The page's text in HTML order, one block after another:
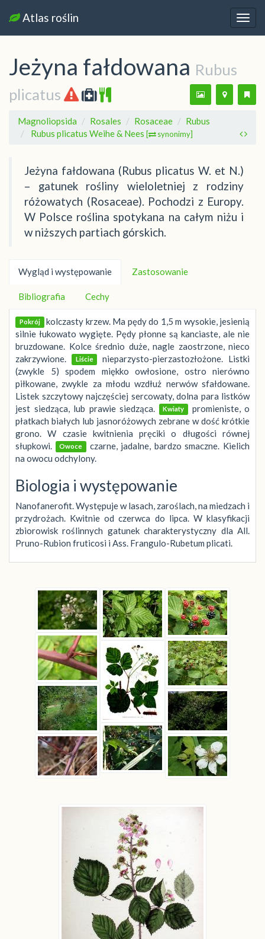
Atlas roślin
Jeżyna fałdowana Rubus
plicatus
Magnoliopsida Rosales Rosaceae
Rubus
Rubus plicatus Weihe & Nees [ synonimy]
Jeżyna fałdowana (Rubus plicatus W. et N.)
– gatunek rośliny wieloletniej z rodziny
różowatych (Rosaceae). Pochodzi z Europy.
W Polsce roślina spotykana na całym niżu i
w niższych partiach górskich.
Wygląd i występowanie Zastosowanie
Bibliografia Cechy
Pokrój kolczasty krzew. Ma pędy do 1,5 m wysokie, jesienią
silnie łukowato wygięte. Pędy płonne są kanciaste, ale nie
bruzdowane. Kolce średnio duże, nagle zaostrzone, nieco
zakrzywione.
Liście
nieparzysto-pierzastozłożone. Listki
(zwykle 5) spodem miękko owłosione, ostro nierówno
piłkowane, zwykle za młodu wzdłuż nerwów sfałdowane.
Listek szczytowy najczęściej sercowaty, dolna para listków
jest siedząca, lub prawie siedząca.
Kwiaty
promieniste, o
płatkach białych lub jasnoróżowych zebrane w dość krótkie
grono. W czasie kwitnienia pręciki o długości równej
słupkowi.
Owoce
czarne, jadalne, bardzo smaczne. Kielich
na owocu odchylony.
Biologia i występowanie
Nanofanerofit. Występuje w lasach, zaroślach, na miedzach i
przydrożach. Kwitnie od czerwca do lipca. W klasyfikacji
zbiorowisk roślinnych gatunek charakterystyczny dla All.
Pruno-Rubion fruticosi i Ass. Frangulo-Rubetum plicati.